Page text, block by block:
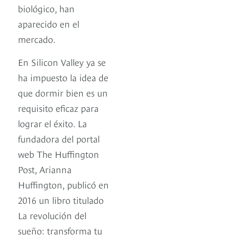
biológico, han
aparecido en el
mercado.
En Silicon Valley ya se
ha impuesto la idea de
que dormir bien es un
requisito eficaz para
lograr el éxito. La
fundadora del portal
web The Huffington
Post, Arianna
Huffington, publicó en
2016 un libro titulado
La revolución del
sueño: transforma tu